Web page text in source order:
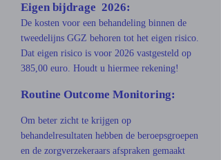
Eigen bijdrage 2026:
De kosten voor een behandeling binnen de
tweedelijns GGZ behoren tot het eigen risico.
Dat eigen risico is voor 2026 vastgesteld op
385,00 euro. Houdt u hiermee rekening!
Routine Outcome Monitoring:
Om beter zicht te krijgen op
behandelresultaten hebben de beroepsgroepen
en de zorgverzekeraars afspraken gemaakt